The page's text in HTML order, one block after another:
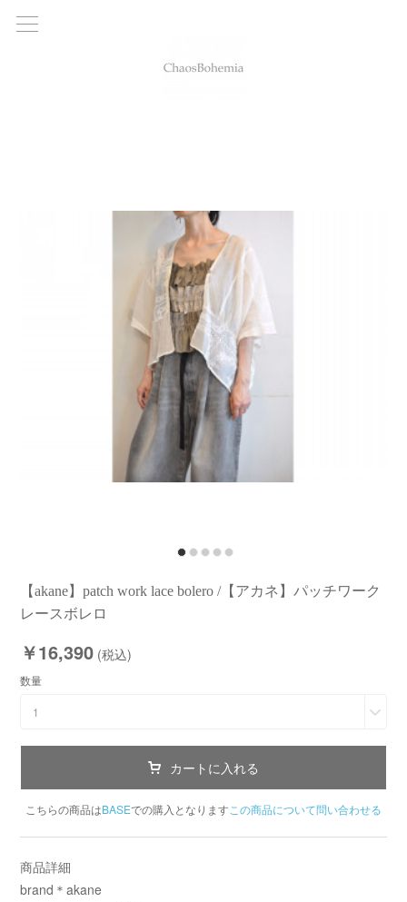
【akane】patch work lace bolero /【アカネ】パッチワーク
レースボレロ
￥16,390 (税込)
数量
1
カートに入れる
こちらの商品はBASEでの購入となります この商品について問い合わせる
商品詳細
brand＊akane